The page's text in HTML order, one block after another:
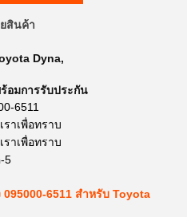
สินค้า
Dyna,
อมการรับประกัน
6511
ราเพื่อทราบ
ราเพื่อทราบ
5
6511 สำหรับ Toyota